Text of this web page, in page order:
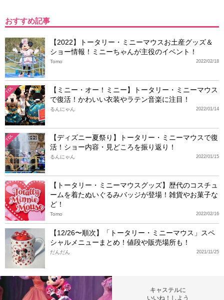
おすすめ記事
【2022】トータリー・ミニーマウスお土産グッズ＆
ショー情報！ミニーちゃんが主役のイベント！
2022/02/18
Tomo
TDL
【ミニー・オー！ミニー】トータリー・ミニーマウス
で復活！かわいい衣装やラテン音楽に注目！
2022/01/14
るんにゃん
TDL
【ディズニー夏祭り】トータリー・ミニーマウスで復
活！ショー内容・見どころを振り返り！
2022/01/15
るんにゃん
【トータリー・ミニーマウスグッズ】歴代のコスチュ
ームを着たぬいぐるみバッジが登場！雑貨やお菓子な
ど！
2022/02/16
Tomo
【12/26〜順次】「トータリー・ミニーマウス」スペ
シャルメニューまとめ！値段や販売場所も！
2021/11/25
だんだん
キャステルに
いいね！しよう